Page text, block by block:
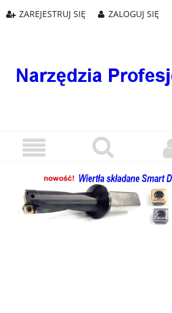
ZAREJESTRUJ SIĘ ZALOGUJ SIĘ